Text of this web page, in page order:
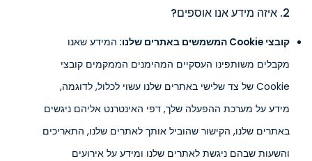
2. איזה מידע אנו אוספים?
קובצי Cookie המשמשים באתרים שלנו:
המידע שאנו
מקבלים משותפינו העסקיים המהימנים הממקמים קובצי
Cookie של צד שלישי באתרים שלנו עשוי לכלול, לדוגמה,
מידע על מערכת ההפעלה שלך, דפי האינטרנט אליהם ניגשים
באתרים שלנו, הקישור שהוביל אותך לאתרים שלנו, התאריכים
והשעות שבהם ניגשת לאתרים שלנו ומידע על אירועים